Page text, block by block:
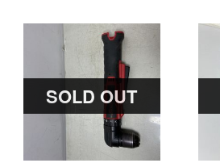
SOLD OUT